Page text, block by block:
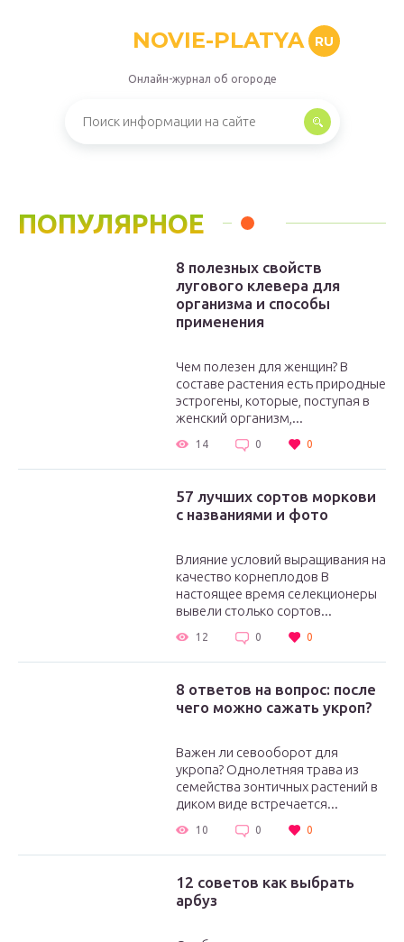
NOVIE-PLATYA RU
Онлайн-журнал об огороде
ПОПУЛЯРНОЕ
8 полезных свойств
лугового клевера для
организма и способы
применения
Чем полезен для женщин? В
составе растения есть природные
эстрогены, которые, поступая в
женский организм,...
14 0 0
57 лучших сортов моркови
с названиями и фото
Влияние условий выращивания на
качество корнеплодов В
настоящее время селекционеры
вывели столько сортов...
12 0 0
8 ответов на вопрос: после
чего можно сажать укроп?
Важен ли севооборот для
укропа? Однолетняя трава из
семейства зонтичных растений в
диком виде встречается...
10 0 0
12 советов как выбрать
арбуз